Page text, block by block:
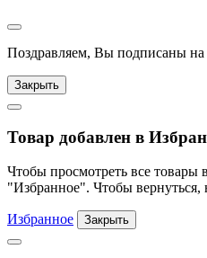
Поздравляем, Вы подписаны на
Закрыть
Товар добавлен в
Чтобы просмотреть все
"Избранное". Чтобы
Избранное Закрыть